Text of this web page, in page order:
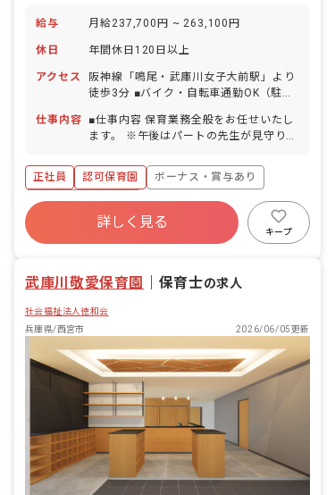
給与 月給237,700円 ~ 263,100円
休日 年間休日120日以上
アクセス
阪神線「鳴尾・武庫川女子大前駅」より
徒歩3分 ■バイク・自転車通勤OK（駐輪
仕事内容
■仕事内容 保育業務全般をお任せいたし
ます。 ※午後はパートの先生が見守りし
ット記録の時間も確保できます。 ■保育
理念 「子どもたちの笑顔と未来のため
に」 安全に配慮した環境のもと、こども
たちの笑顔のため、そして豊かな感性を
育むため、深い愛情をもって接すること
を保育理念としています。 ■保育の特徴
操・リトミックや造形など、子どもたち
講師が子ども達と一緒に活動します。
正社員 認可保育園
ボーナス・賞与あり
年間休日120日以上
寮・住宅・家賃補助あり
社会保険完備
残業少なめ
詳しく見る
キープ
武庫川敬愛保育園 保育士の求人
社会福祉法人徳和会
兵庫県/西宮市
2026/06/05更新